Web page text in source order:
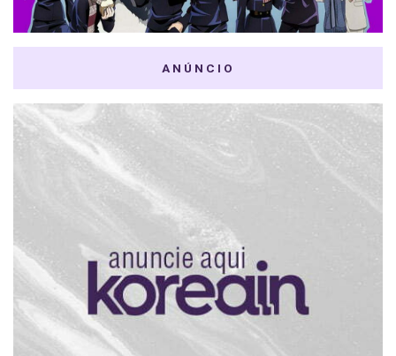
ANÚNCIO